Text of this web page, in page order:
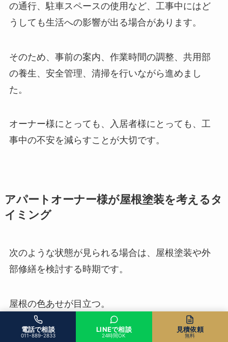
の通行、駐車スペースの使用など、工事中にはど
うしても生活への影響が出る場合があります。
そのため、事前の案内、作業時間の調整、共用部
の養生、安全管理、清掃を行いながら進めまし
た。
オーナー様にとっても、入居者様にとっても、工
事中の不安を減らすことが大切です。
アパートオーナー様が屋根塗装を考えるタ
イミング
次のような状態が見られる場合は、屋根塗装や外
部修繕を検討する時期です。
屋根の色あせが目立つ。
屋根に錆が出ている。
雪解け後に屋根や外壁の傷みが気になる。
電話で相談
011-889-2833
LINEで相談
24時間OK
見積依頼
無料